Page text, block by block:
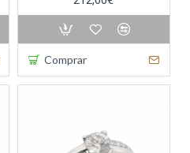
Comprar